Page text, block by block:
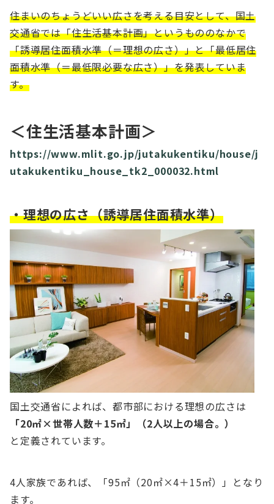
住まいのちょうどいい広さを考える目安として、国土
交通省では「住生活基本計画」というもののなかで
「誘導居住面積水準（＝理想の広さ）」と「最低居住
面積水準（＝最低限必要な広さ）」を発表していま
す。
＜住生活基本計画＞
https://www.mlit.go.jp/jutakukentiku/house/j
utakukentiku_house_tk2_000032.html
・理想の広さ（誘導居住面積水準）
国土交通省によれば、都市部における理想の広さは
「20㎡×世帯人数＋15㎡」（2人以上の場合。）
と定義されています。
4人家族であれば、「95㎡（20㎡×4＋15㎡）」となり
ます。